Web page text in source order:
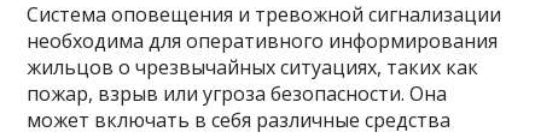
Система оповещения и тревожной сигнализации
необходима для оперативного информирования
жильцов о чрезвычайных ситуациях, таких как
пожар, взрыв или угроза безопасности. Она
может включать в себя различные средства